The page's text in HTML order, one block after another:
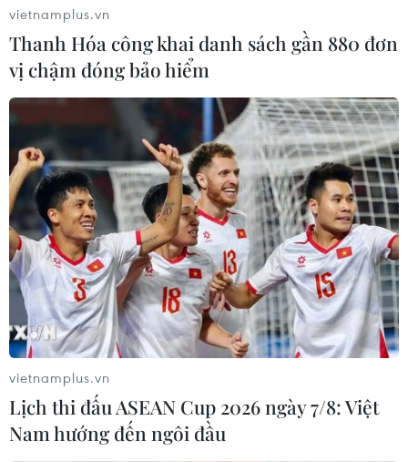
vietnamplus.vn
Thanh Hóa công khai danh sách gần 880 đơn
vị chậm đóng bảo hiểm
vietnamplus.vn
Lịch thi đấu ASEAN Cup 2026 ngày 7/8: Việt
Nam hướng đến ngôi đầu